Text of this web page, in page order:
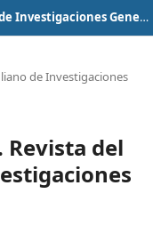
Raíces. Revista del Centro Zuliano de Investigaciones Genealógicas
de Investigaciones
Revista del